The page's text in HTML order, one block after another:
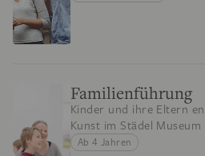
Familienführung
Kinder und ihre Eltern
Kunst im Städel Museum
Ab 4 Jahren